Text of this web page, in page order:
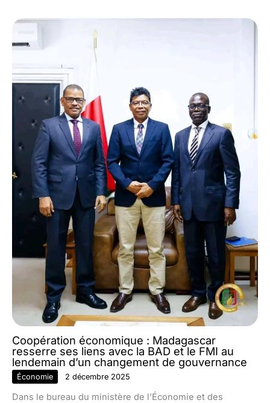
Coopération économique : Madagascar
resserre ses liens avec la BAD et le FMI au
lendemain d’un changement de gouvernance
Économie 2 décembre 2025
Dans le bureau du ministère de l’Économie et des